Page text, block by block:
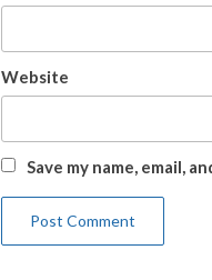
Website
Save my name, email,